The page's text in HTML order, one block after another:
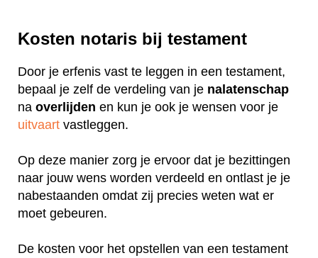
Kosten notaris bij testament
Door je erfenis vast te leggen in een testament,
bepaal je zelf de verdeling van je nalatenschap
na overlijden en kun je ook je wensen voor je
uitvaart vastleggen.
Op deze manier zorg je ervoor dat je bezittingen
naar jouw wens worden verdeeld en ontlast je je
nabestaanden omdat zij precies weten wat er
moet gebeuren.
De kosten voor het opstellen van een testament